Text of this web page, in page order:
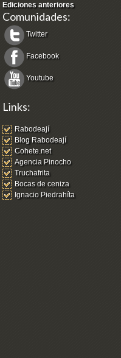
Ediciones anteriores
Comunidades:
Twitter
Facebook
Youtube
Links:
Rabodeají
Blog Rabodeají
Cohete.net
Agencia Pinocho
Truchafrita
Bocas de ceniza
Ignacio Piedrahíta